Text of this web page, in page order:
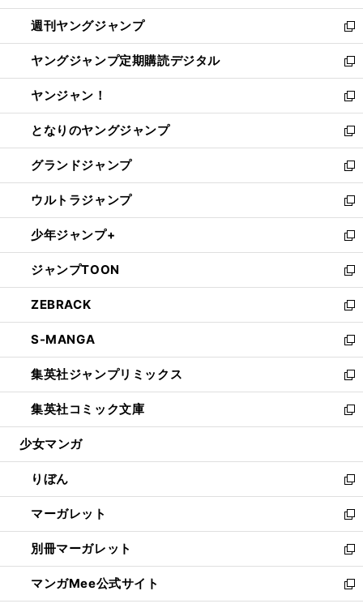
開
く
ウ
で
開
く
ン
ド
ウ
で
開
く
ウ
ィ
ン
ド
ウ
で
開
く
週刊ヤングジャンプ
新
し
い
ウ
ィ
ン
ド
ウ
で
開
く
ヤングジャンプ定期購読デジタル
新
し
い
ウ
ィ
ン
ド
ウ
で
開
く
ヤンジャン！
新
し
い
ウ
ィ
ン
ド
ウ
で
開
く
となりのヤングジャンプ
新
し
い
ウ
ィ
ン
ド
ウ
で
開
く
グランドジャンプ
新
し
い
ウ
ィ
ン
ド
ウ
で
開
く
ウルトラジャンプ
新
し
い
ウ
ィ
ン
ド
ウ
で
開
く
少年ジャンプ+
新
し
い
ウ
ィ
ン
ド
ウ
で
開
く
ジャンプTOON
新
し
い
ウ
ィ
ン
ド
ウ
で
開
ZEBRACK
新
し
い
ウ
ィ
ン
ド
ウ
開
く
S-MANGA
新
し
い
ウ
ィ
ン
ウ
で
開
く
集英社ジャンプリミックス
新
し
い
ウ
ン
ド
ウ
で
開
く
集英社コミック文庫
新
し
ウ
ィ
ン
ド
ウ
で
開
く
少女マンガ
りぼん
新
し
い
ウ
ィ
ン
ド
ウ
マーガレット
新
し
い
ウ
ィ
ン
別冊マーガレット
新
し
い
ウ
マンガMee公式サイト
新
し